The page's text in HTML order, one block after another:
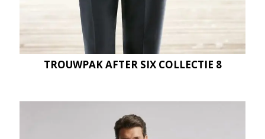
TROUWPAK AFTER SIX COLLECTIE 8